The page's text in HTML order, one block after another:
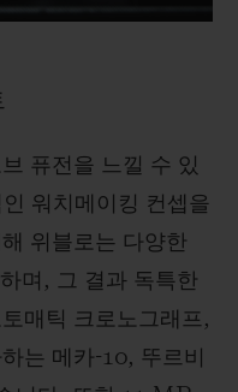
퓨전을 느낄 수 있
워치메이킹 컨셉을
위블로는 다양한
며, 그 결과 독특한
매틱 크로노그래프,
는 메카-10, 뚜르비